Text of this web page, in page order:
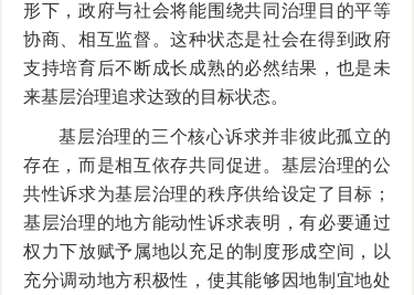
形下，政府与社会将能围绕共同治理目的平等
协商、相互监督。这种状态是社会在得到政府
支持培育后不断成长成熟的必然结果，也是未
来基层治理追求达致的目标状态。
基层治理的三个核心诉求并非彼此孤立的
存在，而是相互依存共同促进。基层治理的公
共性诉求为基层治理的秩序供给设定了目标；
基层治理的地方能动性诉求表明，有必要通过
权力下放赋予属地以充足的制度形成空间，以
充分调动地方积极性，使其能够因地制宜地处